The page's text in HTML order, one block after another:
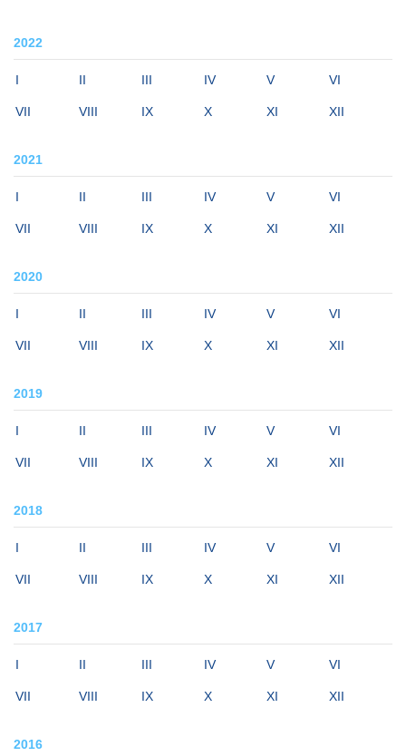
2022
I II III IV V VI
VII VIII IX X XI XII
2021
I II III IV V VI
VII VIII IX X XI XII
2020
I II III IV V VI
VII VIII IX X XI XII
2019
I II III IV V VI
VII VIII IX X XI XII
2018
I II III IV V VI
VII VIII IX X XI XII
2017
I II III IV V VI
VII VIII IX X XI XII
2016